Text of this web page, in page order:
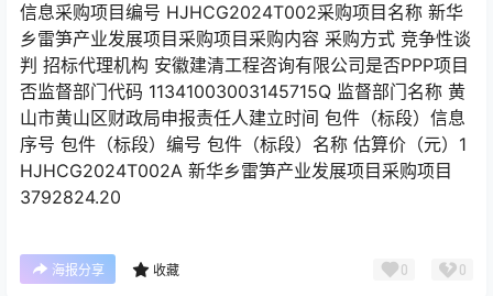
信息采购项目编号 HJHCG2024T002采购项目名称 新华
乡雷笋产业发展项目采购项目采购内容 采购方式 竞争性谈
判 招标代理机构 安徽建清工程咨询有限公司是否PPP项目
否监督部门代码 11341003003145715Q 监督部门名称 黄
山市黄山区财政局申报责任人建立时间 包件（标段）信息
序号 包件（标段）编号 包件（标段）名称 估算价（元）1
HJHCG2024T002A 新华乡雷笋产业发展项目采购项目
3792824.20
海报分享 收藏 0 0